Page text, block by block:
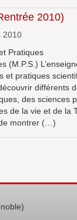
2010)
2010
Pratiques
(M.P.S.)
et pratiques
différents
des sciences
de la vie et de la
montrer (…)